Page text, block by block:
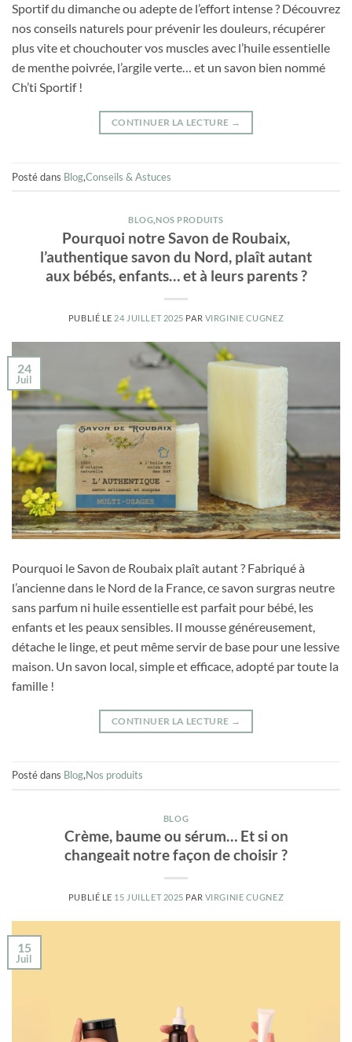
Sportif du dimanche ou adepte de l’effort intense ? Découvrez
nos conseils naturels pour prévenir les douleurs, récupérer
plus vite et chouchouter vos muscles avec l’huile essentielle
de menthe poivrée, l’argile verte… et un savon bien nommé
Ch’ti Sportif !
CONTINUER LA LECTURE →
Posté dans Blog,Conseils & Astuces
BLOG NOS PRODUITS
Pourquoi notre Savon de Roubaix,
l’authentique savon du Nord, plaît autant
aux bébés, enfants… et à leurs parents ?
PUBLIÉ LE 24 JUILLET 2025 PAR VIRGINIE CUGNEZ
24
Juil
Pourquoi le Savon de Roubaix plaît autant ? Fabriqué à
l’ancienne dans le Nord de la France, ce savon surgras neutre
sans parfum ni huile essentielle est parfait pour bébé, les
enfants et les peaux sensibles. Il mousse généreusement,
détache le linge, et peut même servir de base pour une lessive
maison. Un savon local, simple et efficace, adopté par toute la
famille !
CONTINUER LA LECTURE →
Posté dans Blog,Nos produits
BLOG
Crème, baume ou sérum… Et si on
changeait notre façon de choisir ?
PUBLIÉ LE 15 JUILLET 2025 PAR VIRGINIE CUGNEZ
15
Juil